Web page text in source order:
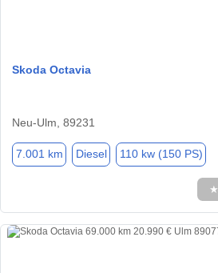
Skoda Octavia
Neu-Ulm, 89231
7.001 km Diesel 110 kw (150 PS)
★